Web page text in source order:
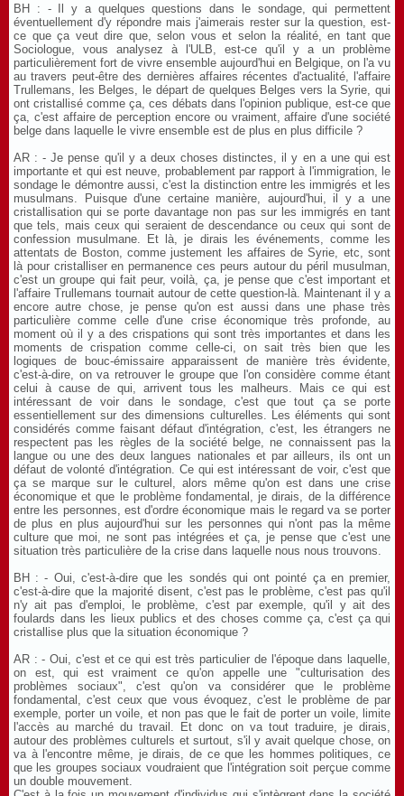
BH : - Il y a quelques questions dans le sondage, qui permettent
éventuellement d'y répondre mais j'aimerais rester sur la question, est-
ce que ça veut dire que, selon vous et selon la réalité, en tant que
Sociologue, vous analysez à l'ULB, est-ce qu'il y a un problème
particulièrement fort de vivre ensemble aujourd'hui en Belgique, on l'a vu
au travers peut-être des dernières affaires récentes d'actualité, l'affaire
Trullemans, les Belges, le départ de quelques Belges vers la Syrie, qui
ont cristallisé comme ça, ces débats dans l'opinion publique, est-ce que
ça, c'est affaire de perception encore ou vraiment, affaire d'une société
belge dans laquelle le vivre ensemble est de plus en plus difficile ?
AR : - Je pense qu'il y a deux choses distinctes, il y en a une qui est
importante et qui est neuve, probablement par rapport à l'immigration, le
sondage le démontre aussi, c'est la distinction entre les immigrés et les
musulmans. Puisque d'une certaine manière, aujourd'hui, il y a une
cristallisation qui se porte davantage non pas sur les immigrés en tant
que tels, mais ceux qui seraient de descendance ou ceux qui sont de
confession musulmane. Et là, je dirais les événements, comme les
attentats de Boston, comme justement les affaires de Syrie, etc, sont
là pour cristalliser en permanence ces peurs autour du péril musulman,
c'est un groupe qui fait peur, voilà, ça, je pense que c'est important et
l'affaire Trullemans tournait autour de cette question-là. Maintenant il y a
encore autre chose, je pense qu'on est aussi dans une phase très
particulière comme celle d'une crise économique très profonde, au
moment où il y a des crispations qui sont très importantes et dans les
moments de crispation comme celle-ci, on sait très bien que les
logiques de bouc-émissaire apparaissent de manière très évidente,
c'est-à-dire, on va retrouver le groupe que l'on considère comme étant
celui à cause de qui, arrivent tous les malheurs. Mais ce qui est
intéressant de voir dans le sondage, c'est que tout ça se porte
essentiellement sur des dimensions culturelles. Les éléments qui sont
considérés comme faisant défaut d'intégration, c'est, les étrangers ne
respectent pas les règles de la société belge, ne connaissent pas la
langue ou une des deux langues nationales et par ailleurs, ils ont un
défaut de volonté d'intégration. Ce qui est intéressant de voir, c'est que
ça se marque sur le culturel, alors même qu'on est dans une crise
économique et que le problème fondamental, je dirais, de la différence
entre les personnes, est d'ordre économique mais le regard va se porter
de plus en plus aujourd'hui sur les personnes qui n'ont pas la même
culture que moi, ne sont pas intégrées et ça, je pense que c'est une
situation très particulière de la crise dans laquelle nous nous trouvons.
BH : - Oui, c'est-à-dire que les sondés qui ont pointé ça en premier,
c'est-à-dire que la majorité disent, c'est pas le problème, c'est pas qu'il
n'y ait pas d'emploi, le problème, c'est par exemple, qu'il y ait des
foulards dans les lieux publics et des choses comme ça, c'est ça qui
cristallise plus que la situation économique ?
AR : - Oui, c'est et ce qui est très particulier de l'époque dans laquelle,
on est, qui est vraiment ce qu'on appelle une "culturisation des
problèmes sociaux", c'est qu'on va considérer que le problème
fondamental, c'est ceux que vous évoquez, c'est le problème de par
exemple, porter un voile, et non pas que le fait de porter un voile, limite
l'accès au marché du travail. Et donc on va tout traduire, je dirais,
autour des problèmes culturels et surtout, s'il y avait quelque chose, on
va à l'encontre même, je dirais, de ce que les hommes politiques, ce
que les groupes sociaux voudraient que l'intégration soit perçue comme
un double mouvement.